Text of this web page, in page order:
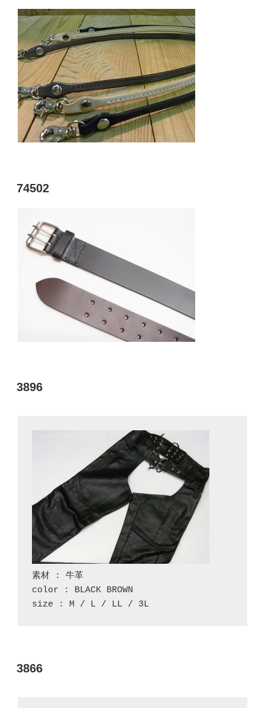
投
稿
74502
投
稿
3896
素材 : 牛革
color : BLACK BROWN
size : M / L / LL / 3L
投
稿
3866